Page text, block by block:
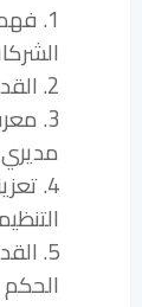
1.
2. القدرة على تقييم وتنفيذ أطر حوكمة فعالة.
3.
4. تعزيز المهارات في
5.